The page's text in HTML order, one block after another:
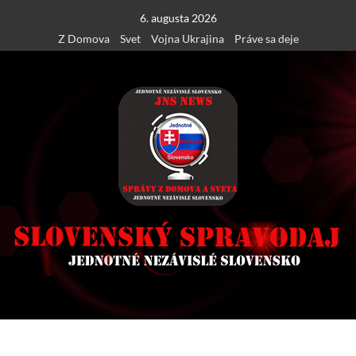
content
6. augusta 2026
Z Domova
Svet Vojna Ukrajina Práve sa deje